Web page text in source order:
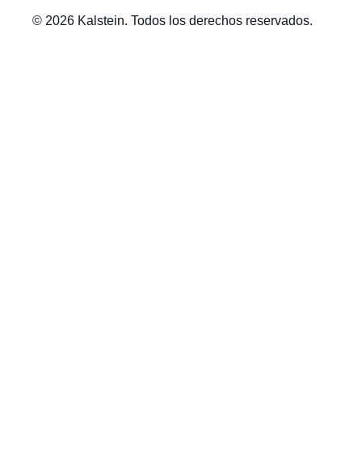
© 2026 Kalstein. Todos los derechos reservados.